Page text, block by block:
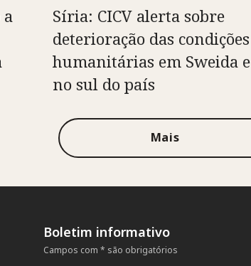
Síria: CICV alerta sobre
deterioração das condições
humanitárias em Sweida e
no sul do país
Mais
Boletim informativo
Campos com * são obrigatórios